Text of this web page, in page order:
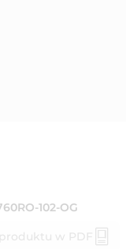
102-OG
w PDF